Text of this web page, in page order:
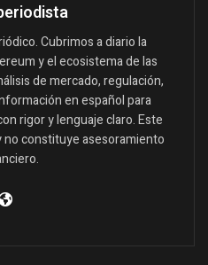
Cubrimos a diario la
y el ecosistema de las
de mercado, regulación,
en español para
rigor y lenguaje claro. Este
constituye asesoramiento